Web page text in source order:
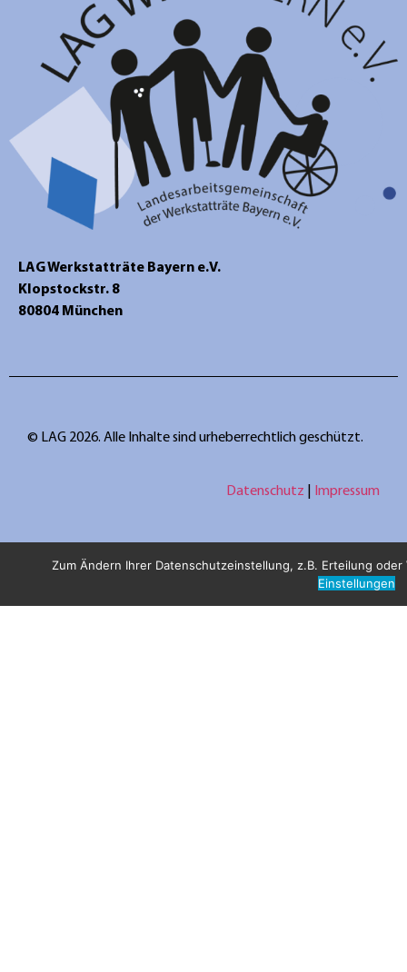
LAG Werkstatträte Bayern e.V.
Klopstockstr. 8
80804 München
© LAG 2026. Alle Inhalte sind urheberrechtlich geschützt.
Datenschutz Impressum
Zum Ändern Ihrer Datenschutzeinstellung, z.B. Erteilung
Einstellungen